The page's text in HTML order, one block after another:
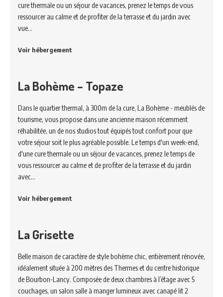
cure thermale ou un séjour de vacances, prenez le temps de vous
ressourcer au calme et de profiter de la terrasse et du jardin avec
vue…
Voir hébergement
La Bohème – Topaze
Dans le quartier thermal, à 300m de la cure, La Bohème - meublés de
tourisme, vous propose dans une ancienne maison récemment
réhabilitée, un de nos studios tout équipés tout confort pour que
votre séjour soit le plus agréable possible. Le temps d'un week-end,
d'une cure thermale ou un séjour de vacances, prenez le temps de
vous ressourcer au calme et de profiter de la terrasse et du jardin
avec…
Voir hébergement
La Grisette
Belle maison de caractère de style bohème chic, entièrement rénovée,
idéalement située à 200 mètres des Thermes et du centre historique
de Bourbon-Lancy. Composée de deux chambres à l’étage avec 5
couchages, un salon salle à manger lumineux avec canapé lit 2